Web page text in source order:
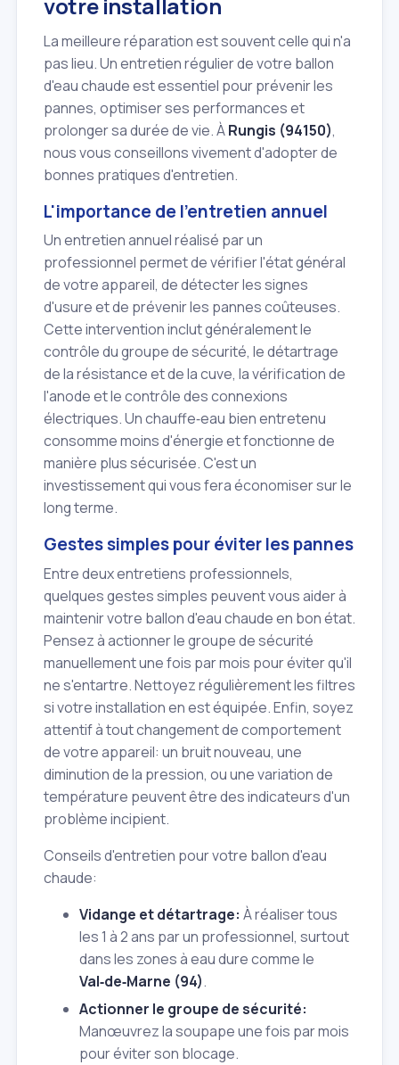
La meilleure réparation est souvent celle qui n'a
pas lieu. Un entretien régulier de votre ballon
d'eau chaude est essentiel pour prévenir les
pannes, optimiser ses performances et
prolonger sa durée de vie. ÀRungis (94150),
nous vous conseillons vivement d'adopter de
bonnes pratiques d'entretien.
L'importance de l'entretien annuel
Un entretien annuel réalisé par un
professionnel permet de vérifier l'état général
de votre appareil, de détecter les signes
d'usure et de prévenir les pannes coûteuses.
Cette intervention inclut généralement le
contrôle du groupe de sécurité, le détartrage
de la résistance et de la cuve, la vérification de
l'anode et le contrôle des connexions
électriques. Un chauffe‑eau bien entretenu
consomme moins d'énergie et fonctionne de
manière plus sécurisée. C'est un
investissement qui vous fera économiser sur le
long terme.
Gestes simples pour éviter les pannes
Entre deux entretiens professionnels,
quelques gestes simples peuvent vous aider à
maintenir votre ballon d'eau chaude en bon état.
Pensez à actionner le groupe de sécurité
manuellement une fois par mois pour éviter qu'il
ne s'entartre. Nettoyez régulièrement les filtres
si votre installation en est équipée. Enfin, soyez
attentif à tout changement de comportement
de votre appareil: un bruit nouveau, une
diminution de la pression, ou une variation de
température peuvent être des indicateurs d'un
problème incipient.
Conseils d'entretien pour votre ballon d'eau
chaude:
Vidange et détartrage: À réaliser tous
les 1 à 2 ans par un professionnel, surtout
dans les zones à eau dure comme le
Val‑de‑Marne (94).
Actionner le groupe de sécurité:
Manœuvrez la soupape une fois par mois
pour éviter son blocage.